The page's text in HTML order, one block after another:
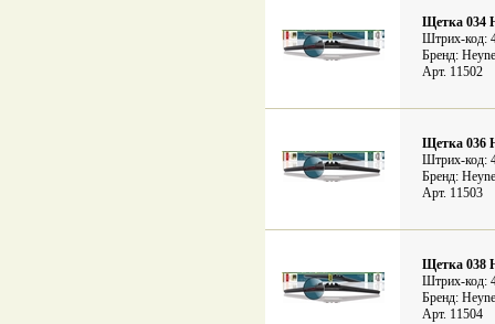
Щетка 034
Штрих-код:
Бренд:
Арт. 11502
Щетка 036
Штрих-код:
Бренд:
Арт. 11503
Щетка 038
Штрих-код:
Бренд:
Арт. 11504